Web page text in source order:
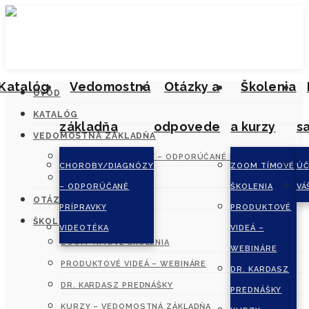
Vedomostná
základňa
CHOROBY/DIAGNÓZY
– ODPORÚČANÉ
PRÍPRAVKY
VIDEOTÉKA
Otázky a
odpovede
Školenia
a kurzy
ZOOM TÍMOVÉ
ŠKOLENIA
PRODUKTOVÉ
VIDEÁ –
WEBINÁRE
DR. KARDASZ
PREDNÁŠKY
ÚVOD
KATALÓG
VEDOMOSTNÁ ZÁKLADŇA
CHOROBY/DIAGNÓZY – ODPORÚČANÉ PRÍPRAVKY
OTÁZKY A ODPOVEDE
ŠKOLENIA A KURZY
ZOOM TÍMOVÉ ŠKOLENIA
PRODUKTOVÉ VIDEÁ – WEBINÁRE
DR. KARDASZ PREDNÁŠKY
KURZY – VEDOMOSTNÁ ZÁKLADŇA